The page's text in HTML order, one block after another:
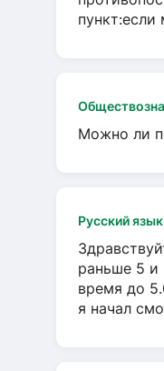
Можно ли
Русский язык
раньше 5 и
время до
я начал